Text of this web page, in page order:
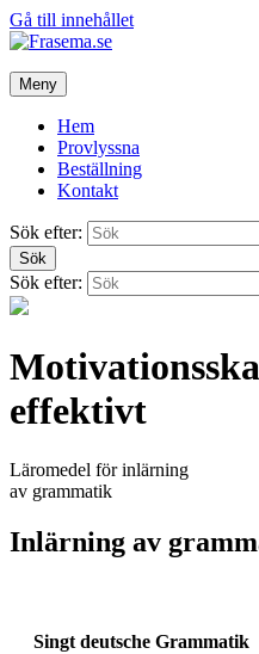
Gå till innehållet
Meny
Hem
Provlyssna
Beställning
Kontakt
Sök efter:
Sök
Sök efter:
effektivt
Läromedel för inlärning
av grammatik
Inlärning av
Singt deutsche Grammatik